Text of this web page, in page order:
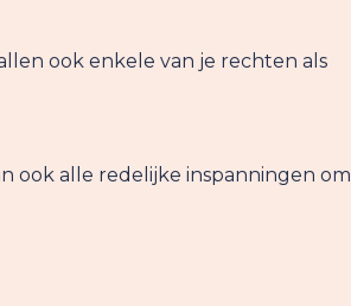
ook enkele van je rechten als
ook alle redelijke inspanningen om